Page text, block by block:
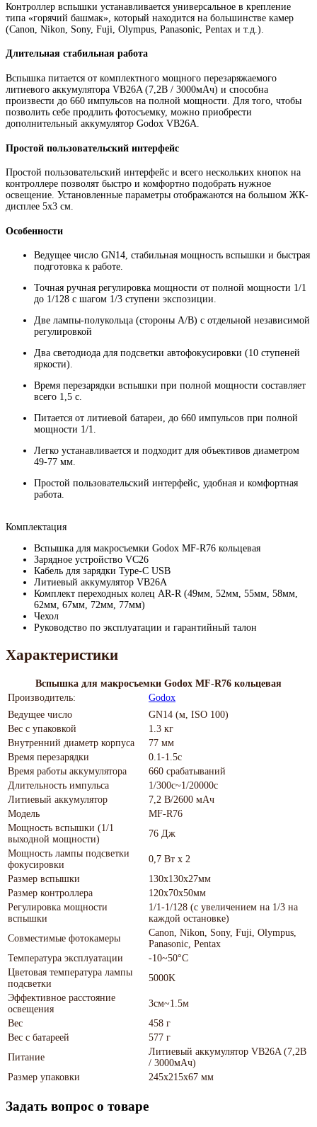
Контроллер вспышки устанавливается универсальное в крепление
типа «горячий башмак», который находится на большинстве камер
(Canon, Nikon, Sony, Fuji, Olympus, Panasonic, Pentax и т.д.).
Длительная стабильная работа
Вспышка питается от комплектного мощного перезаряжаемого
литиевого аккумулятора VB26A (7,2В / 3000мАч) и способна
произвести до 660 импульсов на полной мощности. Для того, чтобы
позволить себе продлить фотосъемку, можно приобрести
дополнительный аккумулятор Godox VB26A.
Простой пользовательский интерфейс
Простой пользовательский интерфейс и всего нескольких кнопок на
контроллере позволят быстро и комфортно подобрать нужное
освещение. Установленные параметры отображаются на большом ЖК-
дисплее 5х3 см.
Особенности
Ведущее число GN14, стабильная мощность вспышки и быстрая
подготовка к работе.
Точная ручная регулировка мощности от полной мощности 1/1
до 1/128 с шагом 1/3 ступени экспозиции.
Две лампы-полукольца (стороны A/B) с отдельной независимой
регулировкой
Два светодиода для подсветки автофокусировки (10 ступеней
яркости).
Время перезарядки вспышки при полной мощности составляет
всего 1,5 с.
Питается от литиевой батареи, до 660 импульсов при полной
мощности 1/1.
Легко устанавливается и подходит для объективов диаметром
49-77 мм.
Простой пользовательский интерфейс, удобная и комфортная
работа.
Комплектация
Вспышка для макросъемки Godox MF-R76 кольцевая
Зарядное устройство VC26
Кабель для зарядки Type-C USB
Литиевый аккумулятор VB26A
Комплект переходных колец AR-R (49мм, 52мм, 55мм, 58мм,
62мм, 67мм, 72мм, 77мм)
Чехол
Руководство по эксплуатации и гарантийный талон
Характеристики
Вспышка для макросъемки Godox MF-R76 кольцевая
Производитель:
Godox
Ведущее число
GN14 (м, ISO 100)
Вес с упаковкой
1.3 кг
Внутренний диаметр корпуса
77 мм
Время перезарядки
0.1-1.5с
Время работы аккумулятора
660 срабатываний
Длительность импульса
1/300с~1/20000с
Литиевый аккумулятор
7,2 В/2600 мАч
Модель
MF-R76
Мощность вспышки (1/1
выходной мощности)
76 Дж
Мощность лампы подсветки
фокусировки
0,7 Вт х 2
Размер вспышки
130х130х27мм
Размер контроллера
120х70х50мм
Регулировка мощности
вспышки
1/1-1/128 (с увеличением на 1/3 на
каждой остановке)
Совместимые фотокамеры
Canon, Nikon, Sony, Fuji, Olympus,
Panasonic, Pentax
Температура эксплуатации
-10~50°C
Цветовая температура лампы
подсветки
5000K
Эффективное расстояние
освещения
3см~1.5м
Вес
458 г
Вес с батареей
577 г
Питание
Литиевый аккумулятор VB26A (7,2В
/ 3000мАч)
Размер упаковки
245х215х67 мм
Задать вопрос о товаре